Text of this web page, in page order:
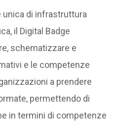
unica di infrastruttura
il Digital Badge
schematizzare e
e le competenze
a prendere
permettendo di
in termini di competenze